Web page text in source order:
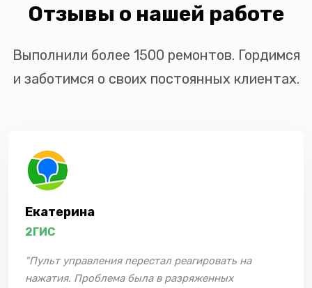
Отзывы о нашей работе
Выполнили более 1500 ремонтов. Гордимся
и заботимся о своих постоянных клиентах.
Екатерина
2ГИС
"Пульт управления перестал реагировать на
нажатия. Проблема была в разряженных